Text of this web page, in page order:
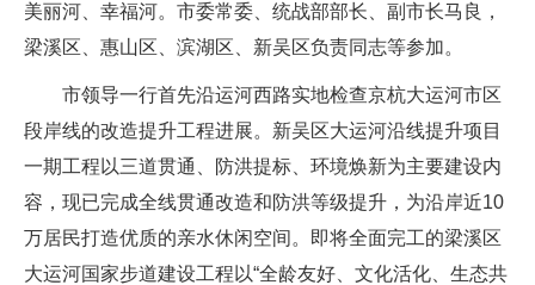
美丽河、幸福河。市委常委、统战部部长、副市长马良，
梁溪区、惠山区、滨湖区、新吴区负责同志等参加。
市领导一行首先沿运河西路实地检查京杭大运河市区
段岸线的改造提升工程进展。新吴区大运河沿线提升项目
一期工程以三道贯通、防洪提标、环境焕新为主要建设内
容，现已完成全线贯通改造和防洪等级提升，为沿岸近10
万居民打造优质的亲水休闲空间。即将全面完工的梁溪区
大运河国家步道建设工程以“全龄友好、文化活化、生态共